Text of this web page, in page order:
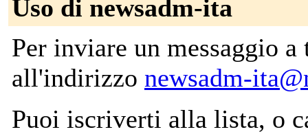
Uso di newsadm-ita
Per inviare un messaggio
all'indirizzo newsadm-
Puoi iscriverti alla lista, o